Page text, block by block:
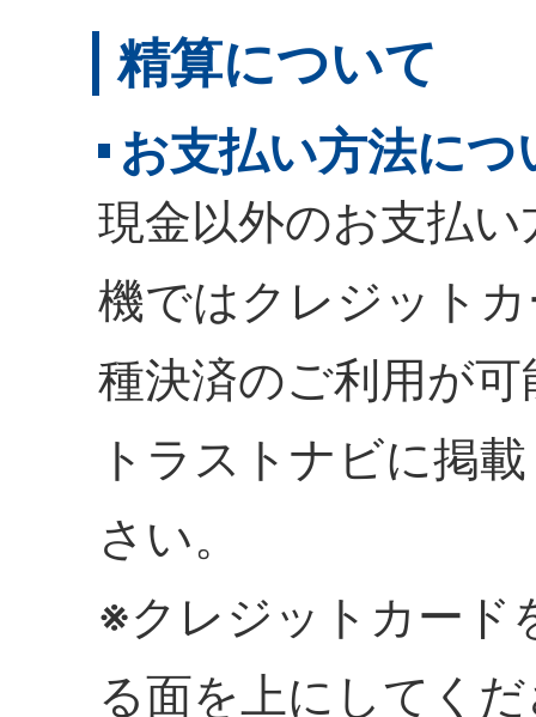
精算について
お支払い方法につ
現金以外のお支払
機ではクレジット
種決済のご利用が
トラストナビに掲
さい。
※クレジットカード
る面を上にしてく